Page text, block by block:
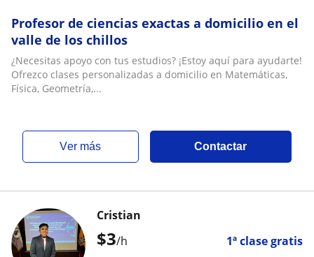
Profesor de ciencias exactas a domicilio en el
valle de los chillos
¿Necesitas apoyo con tus estudios? ¡Estoy aquí para ayudarte!
Ofrezco clases personalizadas a domicilio en Matemáticas,
Física, Geometría,...
ver más Contactar
$3/h 1ª clase gratis
Cristian